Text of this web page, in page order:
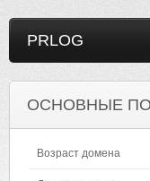
PRLOG
ОСНОВНЫЕ
Возраст домена